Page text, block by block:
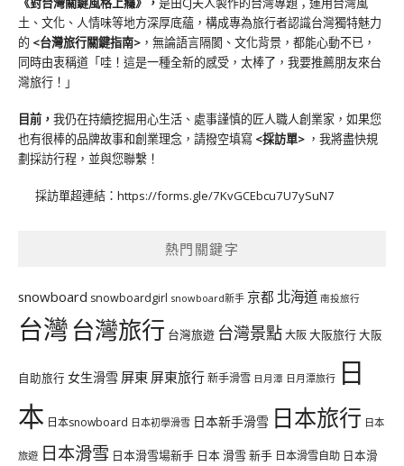
土、文化、人情味等地方深厚底蘊，構成專為旅行者認識台灣獨特魅力
的 <台灣旅行關鍵指南> ，無論語言隔閡、文化背景，都能心動不已，
同時由衷稱道「哇！這是一種全新的感受，太棒了，我要推薦朋友來台
灣旅行！」
目前， 我仍在持續挖掘用心生活、處事謹慎的匠人職人創業家，如果您
也有很棒的品牌故事和創業理念，請撥空填寫 <採訪單> ，我將盡快規
劃採訪行程，並與您聯繫！
採訪單超連結： https://forms.gle/7KvGCEbcu7U7ySuN7
熱門關鍵字
snowboard snowboardgirl snowboard新手 京都 北海道 南投旅行
台灣台灣旅行 台灣旅遊 台灣景點大阪大阪旅行大阪
自助旅行 女生滑雪 屏東 屏東旅行新手滑雪 日月潭 日月潭旅行 日
本 日本snowboard 日本初學滑雪 日本新手滑雪 日本旅行 日本
旅遊 日本滑雪 日本滑雪場新手 日本 滑雪 新手 日本滑雪自助 日本滑